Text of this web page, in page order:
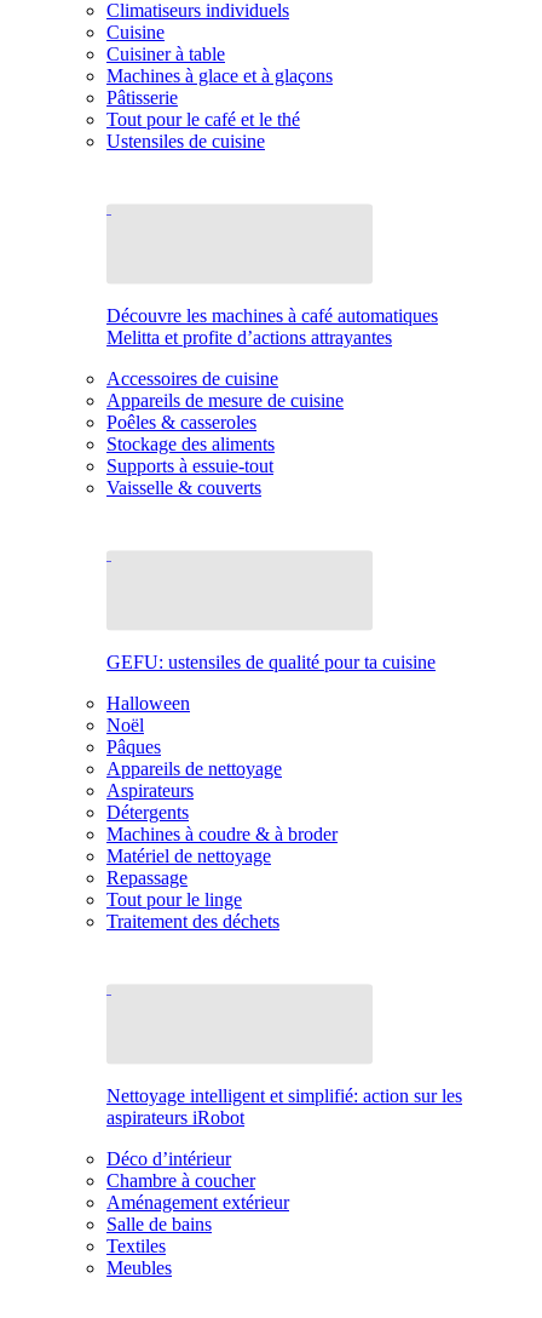
Climatiseurs individuels
Cuisine
Cuisiner à table
Machines à glace et à glaçons
Pâtisserie
Tout pour le café et le thé
Ustensiles de cuisine
Découvre les machines à café automatiques
Melitta et profite d’actions attrayantes
Accessoires de cuisine
Appareils de mesure de cuisine
Poêles & casseroles
Stockage des aliments
Supports à essuie-tout
Vaisselle & couverts
GEFU: ustensiles de qualité pour ta cuisine
Halloween
Noël
Pâques
Appareils de nettoyage
Aspirateurs
Détergents
Machines à coudre & à broder
Matériel de nettoyage
Repassage
Tout pour le linge
Traitement des déchets
Nettoyage intelligent et simplifié: action sur les
aspirateurs iRobot
Déco d’intérieur
Chambre à coucher
Aménagement extérieur
Salle de bains
Textiles
Meubles